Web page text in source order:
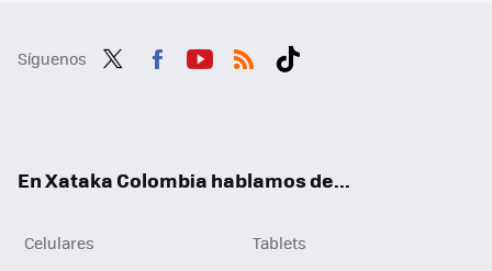
Síguenos
En Xataka Colombia hablamos de...
Celulares
Tablets